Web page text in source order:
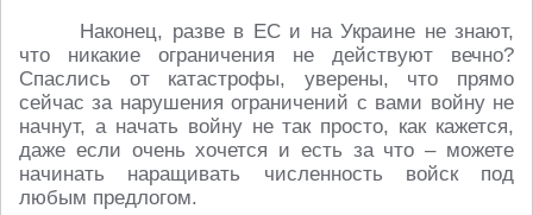
Наконец, разве в ЕС и на Украине не знают,
что никакие ограничения не действуют вечно?
Спаслись от катастрофы, уверены, что прямо
сейчас за нарушения ограничений с вами войну не
начнут, а начать войну не так просто, как кажется,
даже если очень хочется и есть за что – можете
начинать наращивать численность войск под
любым предлогом.